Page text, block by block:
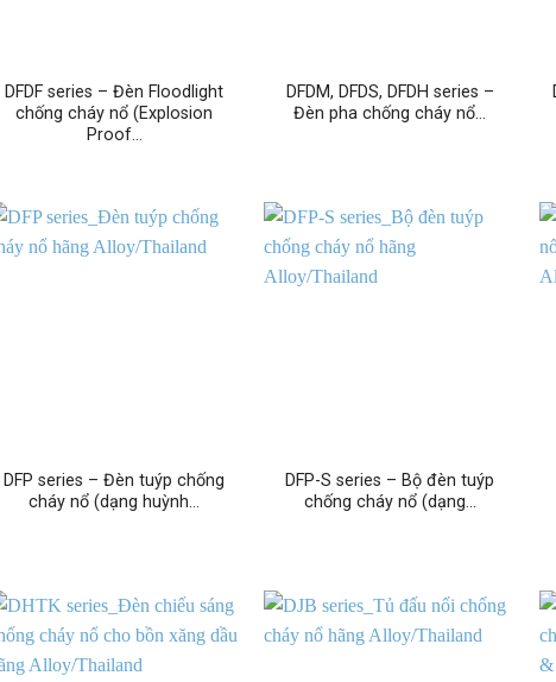
DFDF series – Đèn Floodlight
chống cháy nổ (Explosion
Proof…
DFDM, DFDS, DFDH series –
Đèn pha chống cháy nổ…
DFP series – Đèn tuýp chống
cháy nổ (dạng huỳnh…
DFP-S series – Bộ đèn tuýp
chống cháy nổ (dạng…